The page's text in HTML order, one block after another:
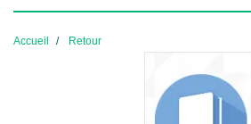
Accueil Retour